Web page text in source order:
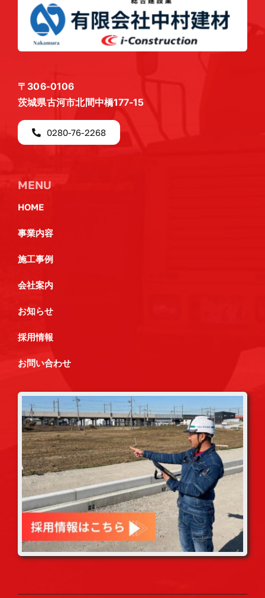
〒306-0106
茨城県古河市北間中橋177-15
0280-76-2268
MENU
HOME
事業内容
施工事例
会社案内
お知らせ
採用情報
お問い合わせ